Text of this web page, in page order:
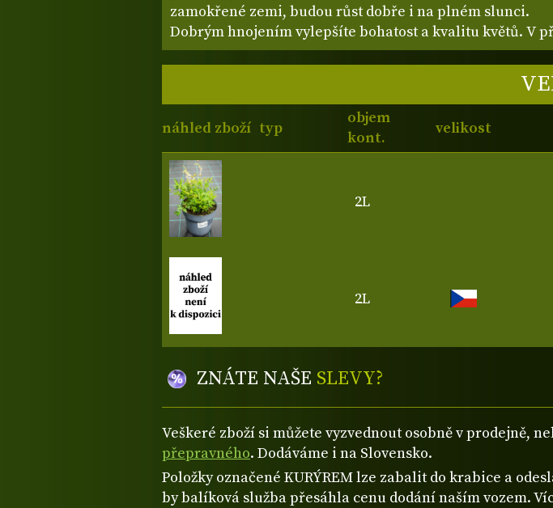
zamokřené zemi, budou růst dobře i na plném slunci.
Dobrým hnojením vylepšíte bohatost a kvalitu květů. V
náhled zboží typ
objem
kont.
velikost
2L
2L
ZNÁTE NAŠE SLEVY?
Veškeré zboží si můžete vyzvednout osobně v prodejně,
přepravného. Dodáváme i na Slovensko.
Položky označené KURÝREM lze zabalit do krabice a
by balíková služba přesáhla cenu dodání naším vozem.